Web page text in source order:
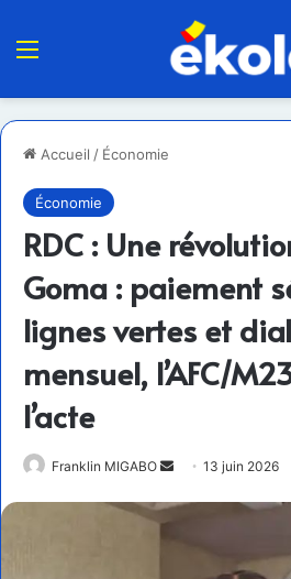
Menu
Accueil / Économie
Économie
RDC : Une
Goma : paiement
lignes vertes et
mensuel, l’AFC/
l’acte
Franklin MIGABO
Envoyer13 juin 2026